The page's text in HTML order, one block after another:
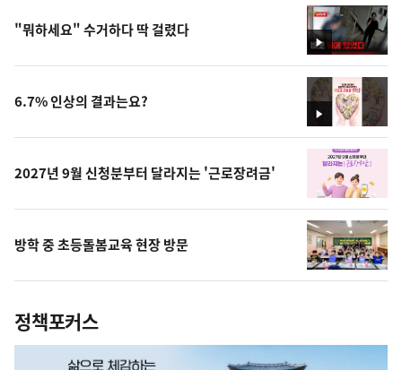
영
상
"뭐하세요" 수거하다 딱 걸렸다
영
상
6.7% 인상의 결과는요?
2027년 9월 신청분부터 달라지는 '근로장려금'
방학 중 초등돌봄교육 현장 방문
정책포커스